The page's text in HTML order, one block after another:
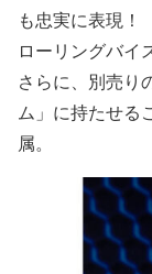
も忠実に表現！
ローリングバイ
さらに、別売り
ム」に持たせる
属。